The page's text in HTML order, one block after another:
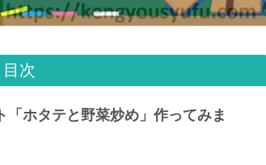
目次
ホタテと野菜炒め」作ってみま